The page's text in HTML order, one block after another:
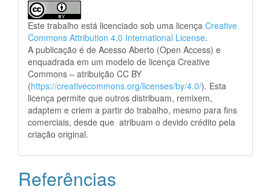
Este trabalho está licenciado sob uma licença Creative
Commons Attribution 4.0 International License.
A publicação é de Acesso Aberto (Open Access) e
enquadrada em um modelo de licença Creative
Commons – atribuição CC BY
(https://creativecommons.org/licenses/by/4.0/). Esta
licença permite que outros distribuam, remixem,
adaptem e criem a partir do trabalho, mesmo para fins
comerciais, desde que atribuam o devido crédito pela
criação original.
Referências